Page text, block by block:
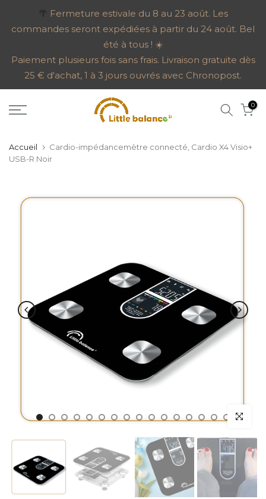
au
🌴 Fermeture estivale du 8 au 23 août. Les
commandes seront expédiées à partir du 24 août. Bel
été à tous ! ☀️
Paiement plusieurs fois sans frais. Livraison gratuite dès
25 € d'achat, 1 à 3 jours ouvrés avec Chronopost.
0
Accueil
Cardio-impédancemètre connecté, Cardio X4 Visio+
USB-R Noir